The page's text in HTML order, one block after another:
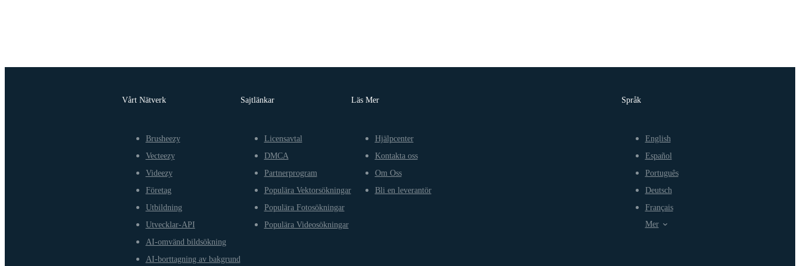
Vårt Nätverk
Brusheezy
Vecteezy
Videezy
Företag
Utbildning
Utvecklar-API
AI-omvänd bildsökning
AI-borttagning av bakgrund
Sajtlänkar
Licensavtal
DMCA
Partnerprogram
Populära Vektorsökningar
Populära Fotosökningar
Populära Videosökningar
Läs Mer
Hjälpcenter
Kontakta oss
Om Oss
Bli en leverantör
Språk
English
Español
Português
Deutsch
Français
Mer